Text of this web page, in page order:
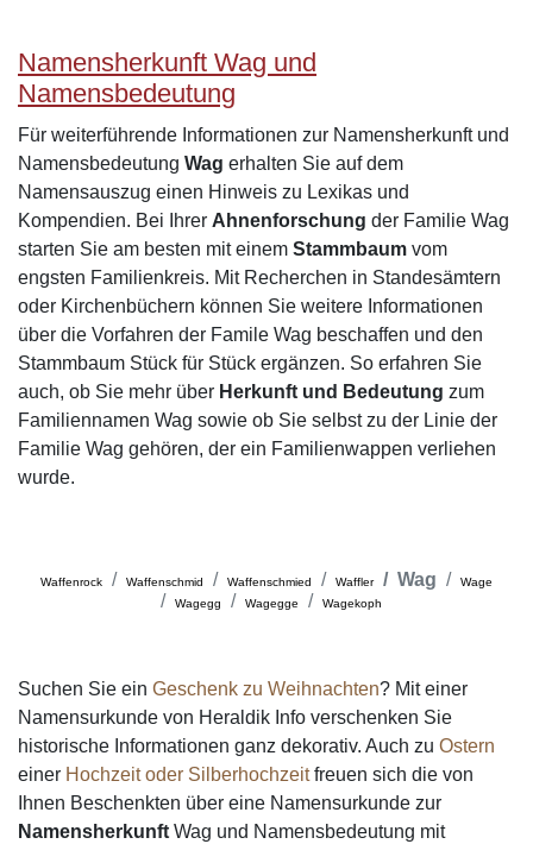
Namensherkunft Wag und
Namensbedeutung
Für weiterführende Informationen zur Namensherkunft und
Namensbedeutung Wag erhalten Sie auf dem
Namensauszug einen Hinweis zu Lexikas und
Kompendien. Bei Ihrer Ahnenforschung der Familie Wag
starten Sie am besten mit einem Stammbaum vom
engsten Familienkreis. Mit Recherchen in Standesämtern
oder Kirchenbüchern können Sie weitere Informationen
über die Vorfahren der Famile Wag beschaffen und den
Stammbaum Stück für Stück ergänzen. So erfahren Sie
auch, ob Sie mehr über Herkunft und Bedeutung zum
Familiennamen Wag sowie ob Sie selbst zu der Linie der
Familie Wag gehören, der ein Familienwappen verliehen
wurde.
Waffenrock Waffenschmid Waffenschmied Waffler Wag
Wage
Wagegg
Wagegge Wagekoph
Suchen Sie ein Geschenk zu Weihnachten? Mit einer
Namensurkunde von Heraldik Info verschenken Sie
historische Informationen ganz dekorativ. Auch zu Ostern
einer Hochzeit oder Silberhochzeitfreuen sich die von
Ihnen Beschenkten über eine Namensurkunde zur
Namensherkunft Wag und Namensbedeutung mit